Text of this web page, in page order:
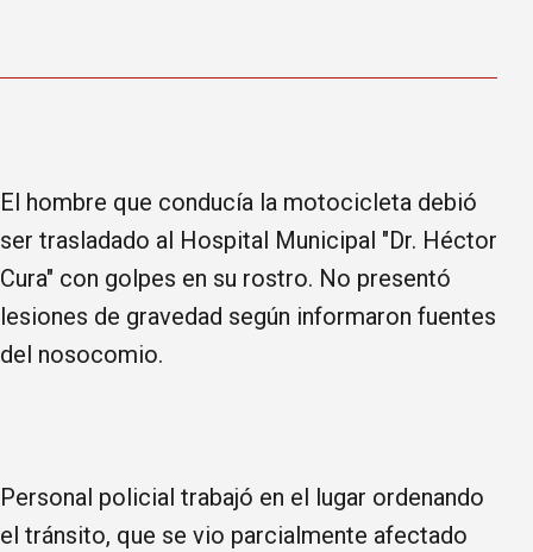
El hombre que conducía la motocicleta debió
ser trasladado al Hospital Municipal "Dr. Héctor
Cura" con golpes en su rostro. No presentó
lesiones de gravedad según informaron fuentes
del nosocomio.
Personal policial trabajó en el lugar ordenando
el tránsito, que se vio parcialmente afectado